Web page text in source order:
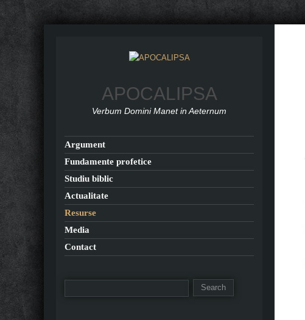
APOCALIPSA
Verbum Domini Manet in Aeternum
Argument
Fundamente profetice
Studiu biblic
Actualitate
Resurse
Media
Contact